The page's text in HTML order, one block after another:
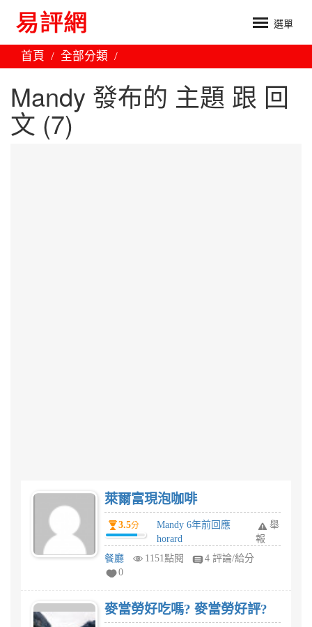
選單
首頁 全部分類
Mandy 發布的 主題 跟 回
文 (7)
萊爾富現泡咖啡
3.5分
Mandy 6年前回應
horard
舉
報
餐廳
1151點閱
4 評論/給分
0
麥當勞好吃嗎? 麥當勞好評?